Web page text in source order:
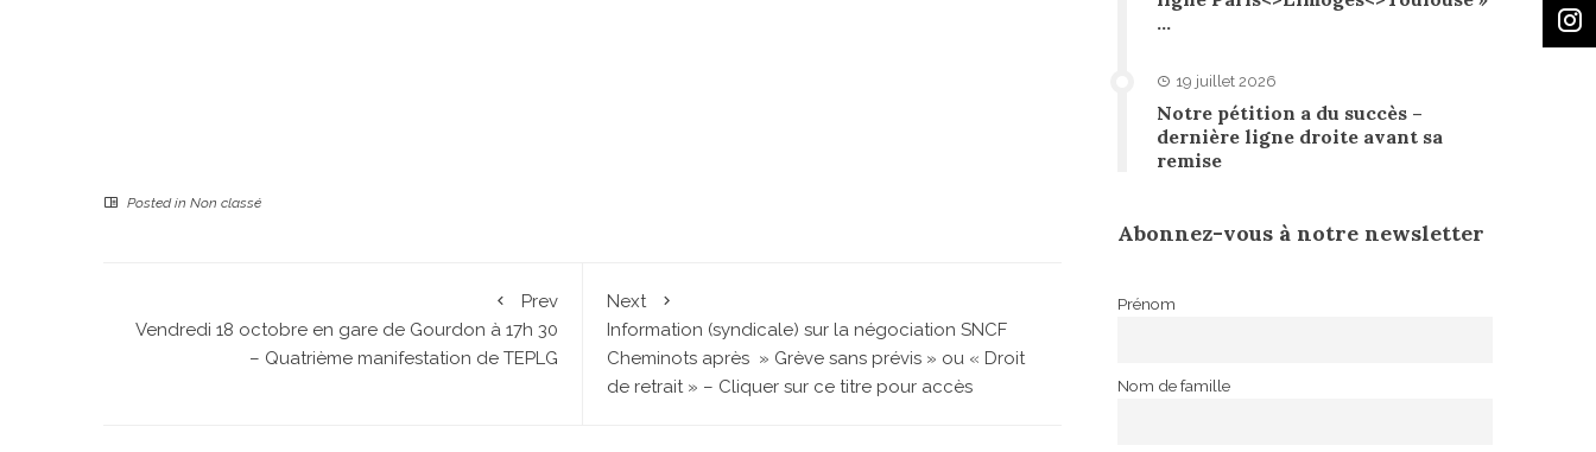
Posted in Non classé
Prev
Vendredi 18 octobre en gare de Gourdon à 17h 30
– Quatrième manifestation de TEPLG
Next
Information (syndicale) sur la négociation SNCF
Cheminots après » Grève sans prévis » ou « Droit
de retrait » – Cliquer sur ce titre pour accès
…
19 juillet 2026
Notre pétition a du succès –
dernière ligne droite avant sa
remise
Abonnez-vous à notre newsletter
Prénom
Nom de famille